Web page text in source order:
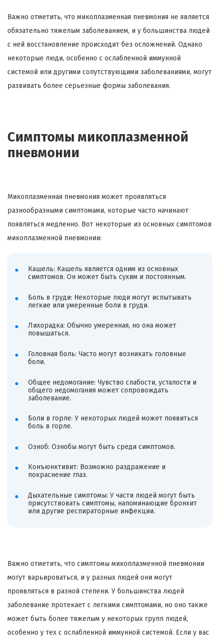
Важно отметить, что микоплазменная пневмония не является
обязательно тяжелым заболеванием, и у большинства людей
с ней восстановление происходит без осложнений. Однако
некоторые люди, особенно с ослабленной иммунной
системой или другими сопутствующими заболеваниями, могут
развивать более серьезные формы заболевания.
Симптомы микоплазменной
пневмонии
Микоплазменная пневмония может проявляться
разнообразными симптомами, которые часто начинают
появляться медленно. Вот некоторые из основных симптомов
микоплазменной пневмонии:
Кашель: Кашель является одним из основных
симптомов. Он может быть сухим и постоянным.
Боль в груди: Некоторые люди могут испытывать
легкие или умеренные боли в груди.
Лихорадка: Обычно умеренная, но она может
повышаться.
Головная боль: Часто могут возникать головные
боли.
Общее недомогание: Чувство слабости, усталости и
общего недомогания может сопровождать
заболевание.
Боли в горле: У некоторых людей может появиться
боль в горле.
Озноб: Ознобы могут быть среди симптомов.
Конъюнктивит: Возможно раздражение и
покраснение глаз.
Дыхательные симптомы: У части людей могут быть
присутствовать симптомы, напоминающие бронхит
или другие респираторные инфекции.
Важно отметить, что симптомы микоплазменной пневмонии
могут варьироваться, и у разных людей они могут
проявляться в разной степени. У большинства людей
заболевание протекает с легкими симптомами, но оно также
может быть более тяжелым у некоторых групп людей,
особенно у тех с ослабленной иммунной системой. Если у вас